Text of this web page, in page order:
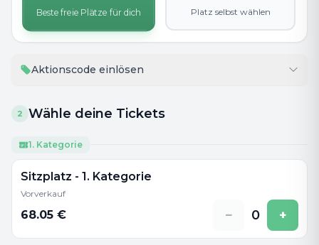
Beste freie Plätze für dich Platz selbst wählen
Aktionscode einlösen
2 Wähle deine Tickets
1. Kategorie
Sitzplatz - 1. Kategorie
Vorverkauf
68.05 € − 0 +